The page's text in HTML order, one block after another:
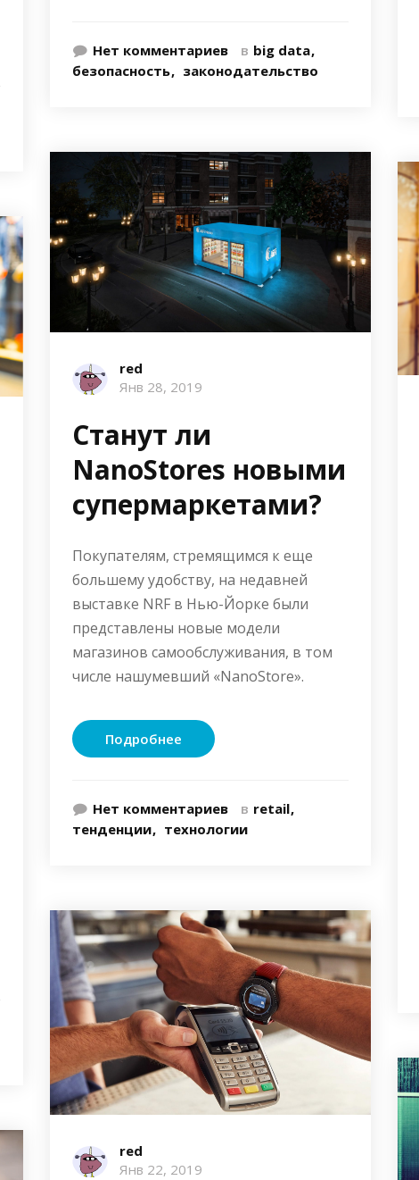
Нет комментариев в big data
безопасность
законодательство
red
Янв 28, 2019
Станут ли
NanoStores новыми
супермаркетами?
Покупателям, стремящимся к еще
большему удобству, на недавней
выставке NRF в Нью-Йорке были
представлены новые модели
магазинов самообслуживания, в том
числе нашумевший «NanoStore».
Подробнее
Нет комментариев в retail
тенденции
технологии
red
Янв 22, 2019